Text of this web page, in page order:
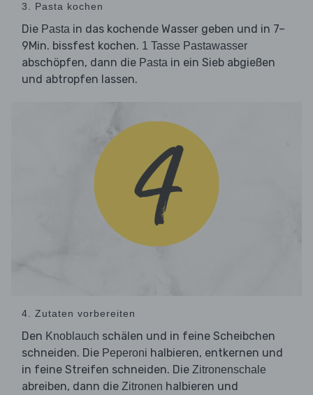
3. Pasta kochen
Die Pasta in das kochende Wasser geben und in 7–
9Min. bissfest kochen. 1 Tasse Pastawasser
abschöpfen, dann die Pasta in ein Sieb abgießen
und abtropfen lassen.
4. Zutaten vorbereiten
Den Knoblauch schälen und in feine Scheibchen
schneiden. Die Peperoni halbieren, entkernen und
in feine Streifen schneiden. Die Zitronenschale
abreiben, dann die Zitronen halbieren und